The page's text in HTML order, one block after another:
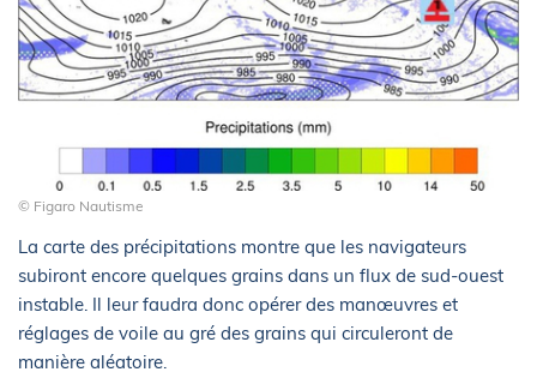
© Figaro Nautisme
La carte des précipitations montre que les navigateurs
subiront encore quelques grains dans un flux de sud-ouest
instable. Il leur faudra donc opérer des manœuvres et
réglages de voile au gré des grains qui circuleront de
manière aléatoire.